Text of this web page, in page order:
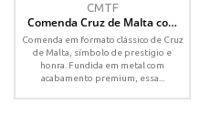
CMTF
Comenda Cruz de Malta com
Estojo de Veludo –
Personalizada com Fita de
Gorgurão
Comenda em formato clássico de Cruz
de Malta, símbolo de prestígio e
honra. Fundida em metal com
acabamento premium, essa...